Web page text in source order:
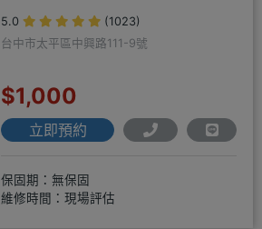
5.0
(1023)
台中市太平區中興路111-9號
$1,000
立即預約
保固期：無保固
維修時間：現場評估